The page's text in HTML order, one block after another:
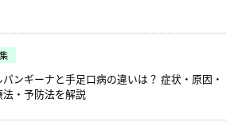
パンギーナと手足口病の違いは？ 症状・原因・
法・予防法を解説